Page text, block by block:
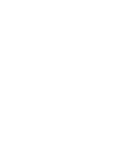
de tiroides